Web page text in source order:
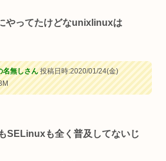
やってたけどなunixlinuxは
名無しさん投稿日時:2020/01/24(金)
SELinuxも全く普及してないじ